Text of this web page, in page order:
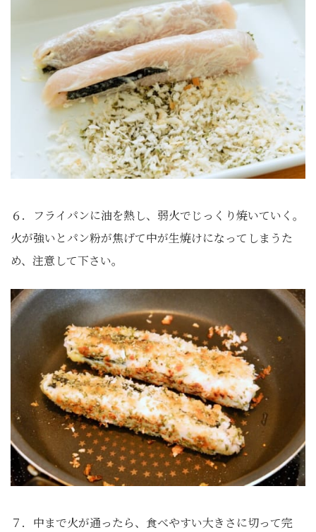
６．フライパンに油を熱し、弱火でじっくり焼いていく。
火が強いとパン粉が焦げて中が生焼けになってしまうた
め、注意して下さい。
７．中まで火が通ったら、食べやすい大きさに切って完